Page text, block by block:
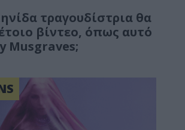
τραγουδίστρια θα
βίντεο, όπως αυτό
Musgraves;